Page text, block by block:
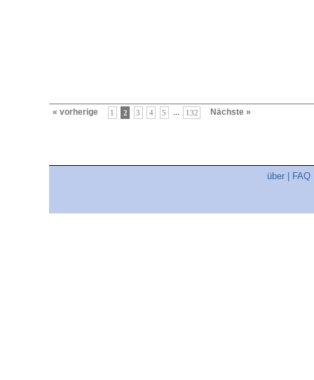
« vorherige 1 2 3 4 5 ... 132 Nächste »
über FAQ